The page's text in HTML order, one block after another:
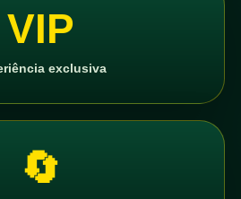
VIP
exclusiva
🔄